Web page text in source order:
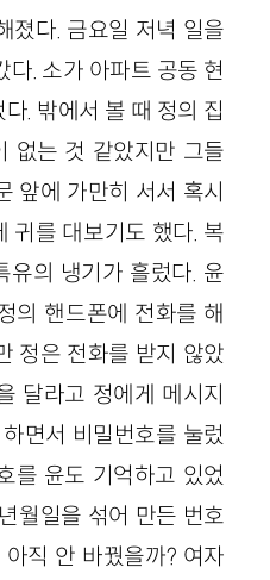
졌다. 금요일 저녁 일을
. 소가 아파트 공동 현
. 밖에서 볼 때 정의 집
없는 것 같았지만 그들
앞에 가만히 서서 혹시
귀를 대보기도 했다. 복
유의 냉기가 흘렀다. 윤
의 핸드폰에 전화를 해
정은 전화를 받지 않았
달라고 정에게 메시지
면서 비밀번호를 눌렀
를 윤도 기억하고 있었
월일을 섞어 만든 번호
직 안 바꿨을까? 여자